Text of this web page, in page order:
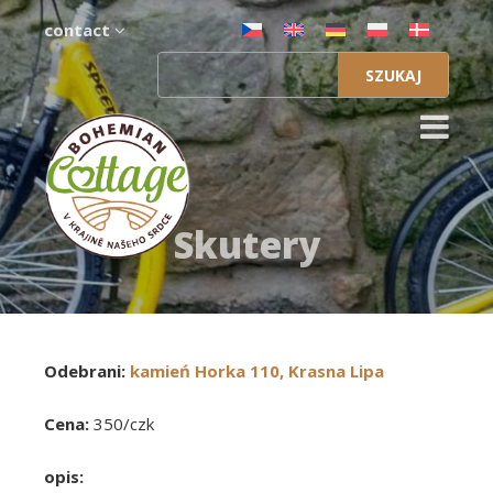
contact
Szukaj:
Skutery
Odebrani: kamień Horka 110, Krasna Lipa
Cena: 350/czk
opis: